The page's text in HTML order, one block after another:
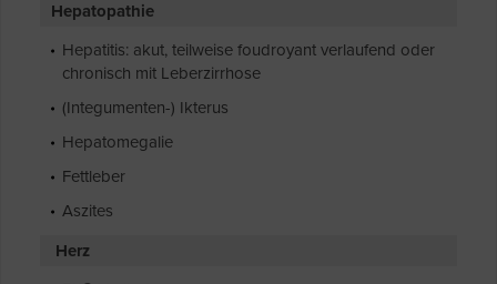
Hepatopathie
Hepatitis: akut, teilweise foudroyant verlaufend oder
chronisch mit Leberzirrhose
(Integumenten-) Ikterus
Hepatomegalie
Fettleber
Aszites
Herz